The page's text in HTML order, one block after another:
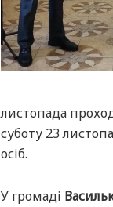
листопада
суботу 23
осіб.
У громаді